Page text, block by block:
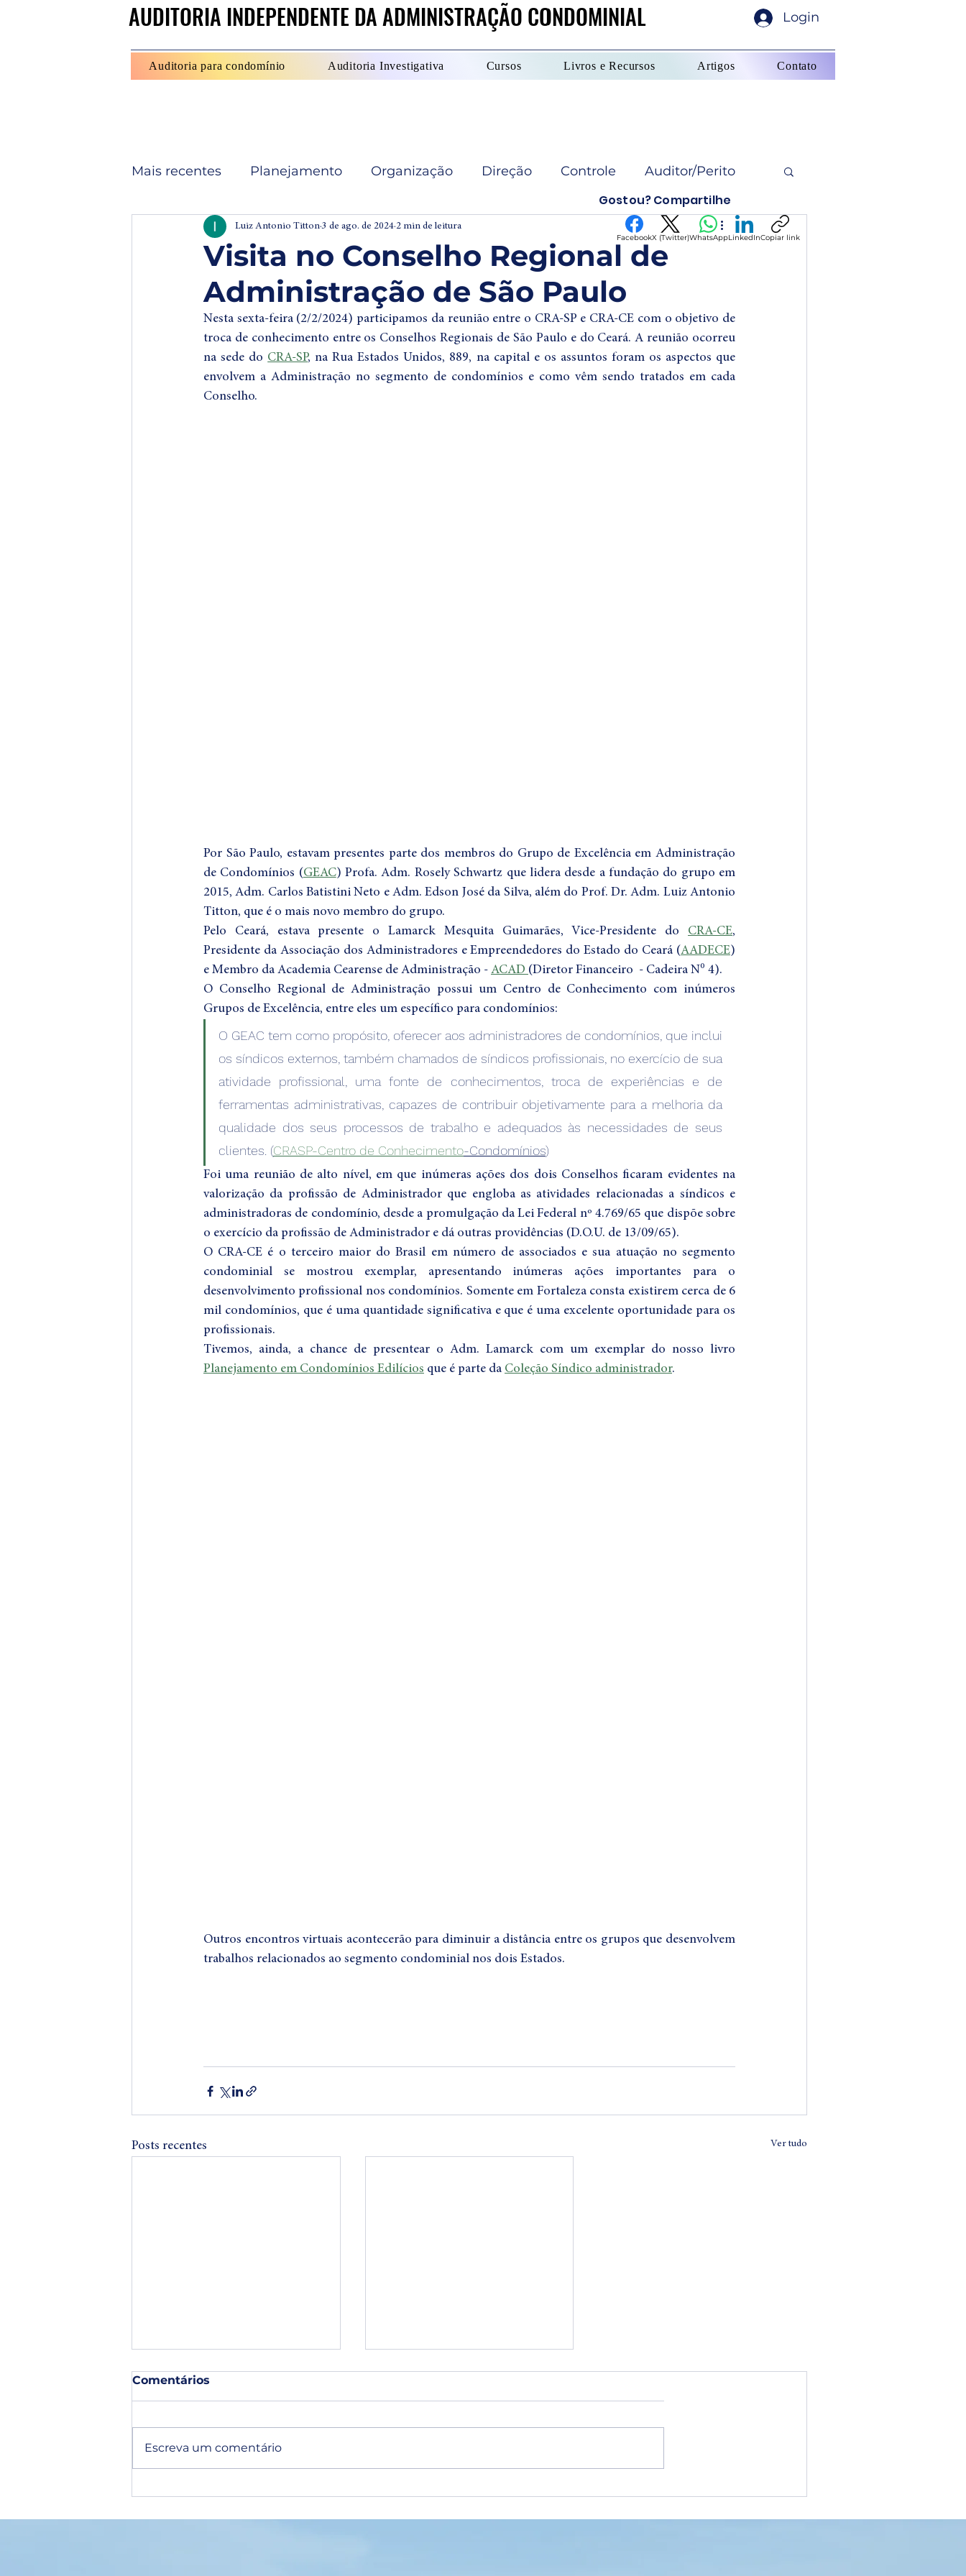
AUDITORIA INDEPENDENTE DA ADMINISTRAÇÃO CONDOMINIAL
AUDITORIA INDEPENDENTE DA ADMINISTRAÇÃO CONDOMINIAL Login
Auditoria para condomínio Auditoria Investigativa Cursos Livros e Recursos Artigos Contato
Mais recentes Planejamento Organização Direção Controle Auditor/Perito
Condomínio transparente Sindico administrador Finanças
Paisagismo Manutenção Jurídico Livro * Didática baseada em simuladores
* Recuperação de empresas
Visita no Conselho Regional de
Administração de São Paulo
Luiz Antonio Titton 3 de ago. de 2024 2 min de leitura
Nesta sexta-feira (2/2/2024) participamos da reunião entre o CRA-SP e CRA-CE com o objetivo de
troca de conhecimento entre os Conselhos Regionais de São Paulo e do Ceará. A reunião ocorreu
na sede do CRA-SP, na Rua Estados Unidos, 889, na capital e os assuntos foram os aspectos que
envolvem a Administração no segmento de condomínios e como vêm sendo tratados em cada
Conselho.
Por São Paulo, estavam presentes parte dos membros do Grupo de Excelência em Administração
de Condomínios (GEAC) Profa. Adm. Rosely Schwartz que lidera desde a fundação do grupo em
2015, Adm. Carlos Batistini Neto e Adm. Edson José da Silva, além do Prof. Dr. Adm. Luiz Antonio
Titton, que é o mais novo membro do grupo.
Pelo Ceará, estava presente o Lamarck Mesquita Guimarães, Vice-Presidente do CRA-CE,
Presidente da Associação dos Administradores e Empreendedores do Estado do Ceará (AADECE)
e Membro da Academia Cearense de Administração - ACAD (Diretor Financeiro  - Cadeira N⁰ 4).
O Conselho Regional de Administração possui um Centro de Conhecimento com inúmeros
Grupos de Excelência, entre eles um específico para condomínios:
O GEAC tem como propósito, oferecer aos administradores de condomínios, que inclui
os síndicos externos, também chamados de síndicos profissionais, no exercício de sua
atividade profissional, uma fonte de conhecimentos, troca de experiências e de
ferramentas administrativas, capazes de contribuir objetivamente para a melhoria da
qualidade dos seus processos de trabalho e adequados às necessidades de seus
clientes. (CRASP-Centro de Conhecimento-Condomínios)
Foi uma reunião de alto nível, em que inúmeras ações dos dois Conselhos ficaram evidentes na
valorização da profissão de Administrador que engloba as atividades relacionadas a síndicos e
administradoras de condomínio, desde a promulgação da Lei Federal nº 4.769/65 que dispõe sobre
o exercício da profissão de Administrador e dá outras providências (D.O.U. de 13/09/65).
O CRA-CE é o terceiro maior do Brasil em número de associados e sua atuação no segmento
condominial se mostrou exemplar, apresentando inúmeras ações importantes para o
desenvolvimento profissional nos condomínios. Somente em Fortaleza consta existirem cerca de 6
mil condomínios, que é uma quantidade significativa e que é uma excelente oportunidade para os
profissionais.
Planejamento em Condomínios Edilícios que é parte da Coleção Síndico administrador.
Outros encontros virtuais acontecerão para diminuir a distância entre os grupos que desenvolvem
trabalhos relacionados ao segmento condominial nos dois Estados.
Posts recentes Ver tudo
condomínio e como os
Administrador
Comentários
Escreva um comentário
Gostou? Compartilhe
FacebookX (Twitter)WhatsAppLinkedInCopiar link